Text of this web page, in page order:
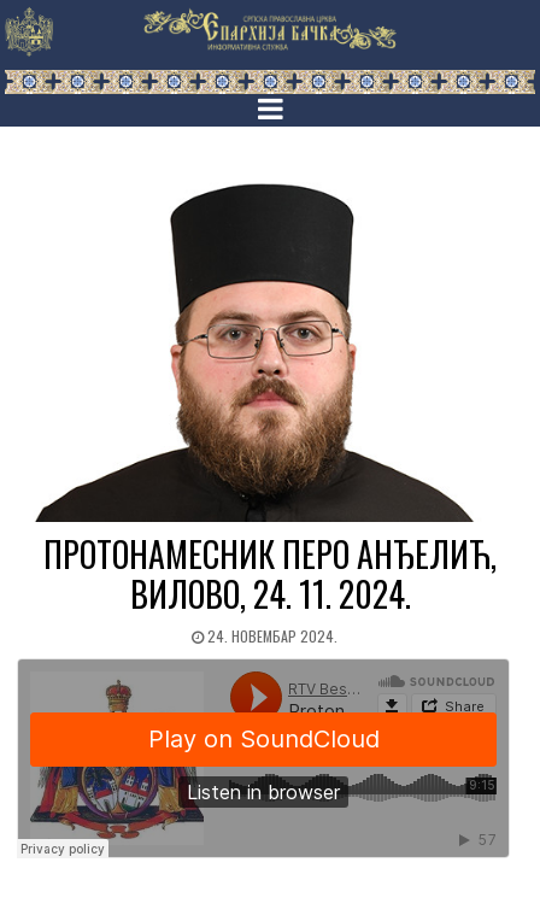
ПРОТОНАМЕСНИК ПЕРО АНЂЕЛИЋ,
ВИЛОВО, 24. 11. 2024.
24. НОВЕМБАР 2024.